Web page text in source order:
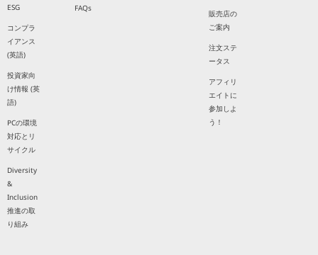
ESG
コンプラ
イアンス
(英語)
投資家向
け情報 (英
語)
PCの環境
対応とリ
サイクル
Diversity
&
Inclusion
推進の取
り組み
FAQs
販売店の
ご案内
注文ステ
ータス
アフィリ
エイトに
参加しよ
う！